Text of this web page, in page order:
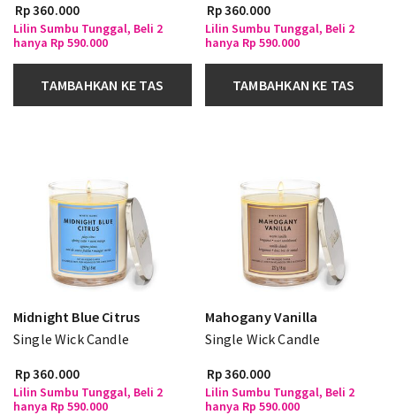
Rp 360.000
Lilin Sumbu Tunggal, Beli 2
hanya Rp 590.000
TAMBAHKAN KE TAS
Rp 360.000
Lilin Sumbu Tunggal, Beli 2
hanya Rp 590.000
TAMBAHKAN KE TAS
Midnight Blue Citrus
Single Wick Candle
Rp 360.000
Lilin Sumbu Tunggal, Beli 2
hanya Rp 590.000
Mahogany Vanilla
Single Wick Candle
Rp 360.000
Lilin Sumbu Tunggal, Beli 2
hanya Rp 590.000